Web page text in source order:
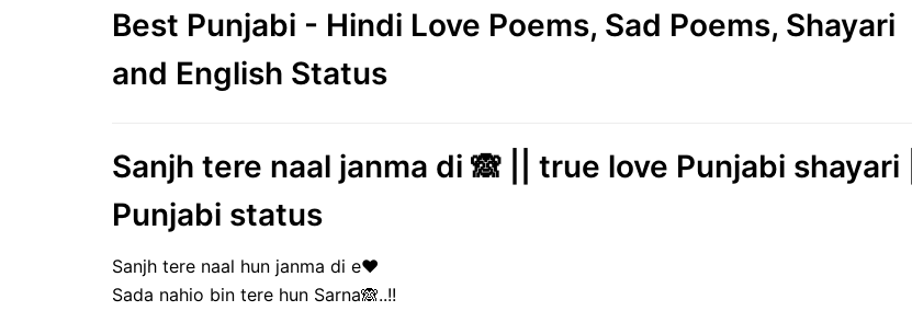
Best Punjabi - Hindi Love Poems, Sad Poems, Shayari
and English Status
Sanjh tere naal janma di 🙈 || true love Punjabi shayari ||
Punjabi status
Sanjh tere naal hun janma di e❤️
Sada nahio bin tere hun Sarna🙈..!!